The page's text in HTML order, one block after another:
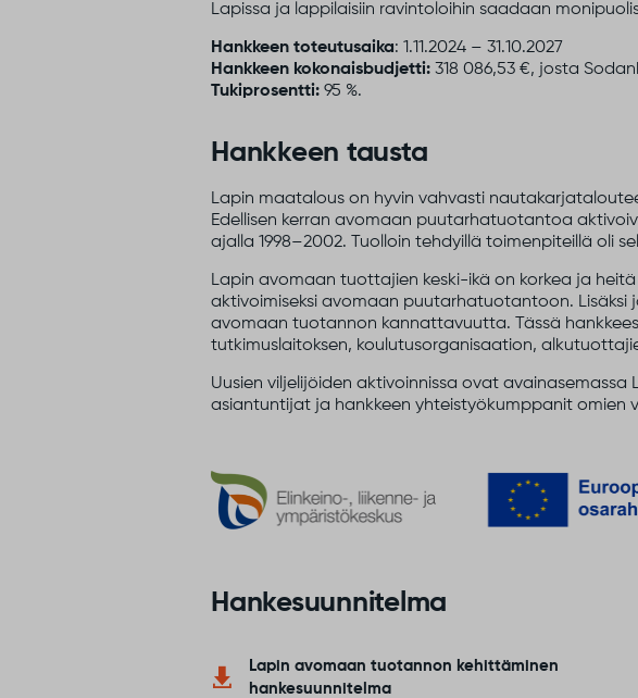
Lapissa ja lappilaisiin ravintoloihin saadaan
Hankkeen toteutusaika: 1.11.2024 – 31.10.2027
Hankkeen kokonaisbudjetti: 318 086,53 €, josta
Tukiprosentti: 95 %.
Hankkeen tausta
Lapin maatalous on hyvin vahvasti
Edellisen kerran avomaan puutarhatuotantoa
ajalla 1998–2002. Tuolloin tehdyillä toimenpiteillä oli
Lapin avomaan tuottajien keski-ikä on korkea ja
aktivoimiseksi avomaan puutarhatuotantoon.
avomaan tuotannon kannattavuutta. Tässä
tutkimuslaitoksen, koulutusorganisaation,
Uusien viljelijöiden aktivoinnissa ovat
asiantuntijat ja hankkeen yhteistyökumppanit omien
Hankesuunnitelma
Lapin avomaan tuotannon kehittäminen
hankesuunnitelma